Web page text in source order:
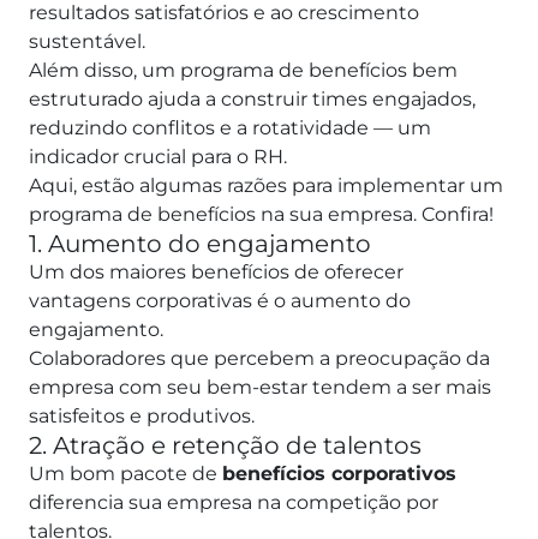
resultados satisfatórios e ao crescimento
sustentável.
Além disso, um programa de benefícios bem
estruturado ajuda a construir times engajados,
reduzindo conflitos e a rotatividade — um
indicador crucial para o RH.
Aqui, estão algumas razões para implementar um
programa de benefícios na sua empresa. Confira!
1. Aumento do engajamento
Um dos maiores benefícios de oferecer
vantagens corporativas é o aumento do
engajamento.
Colaboradores que percebem a preocupação da
empresa com seu bem-estar tendem a ser mais
satisfeitos e produtivos.
2. Atração e retenção de talentos
Um bom pacote de benefícios corporativos
diferencia sua empresa na competição por
talentos.